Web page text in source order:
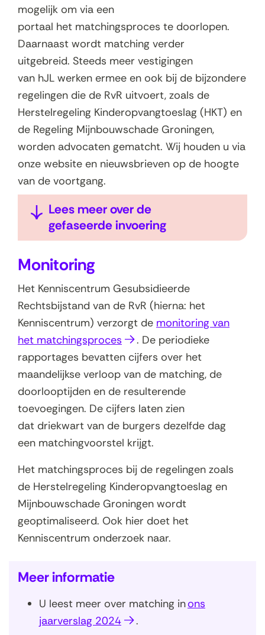
mogelijk om via een
portaal het matchingsproces te doorlopen.
Daarnaast wordt matching verder
uitgebreid. Steeds meer vestigingen
van hJL werken ermee en ook bij de bijzondere
regelingen die de RvR uitvoert, zoals de
Herstelregeling Kinderopvangtoeslag (HKT) en
de Regeling Mijnbouwschade Groningen,
worden advocaten gematcht. Wij houden u via
onze website en nieuwsbrieven op de hoogte
van de voortgang.
Lees meer over de
gefaseerde invoering
U
i
t
k
l
a
p
p
e
n
Monitoring
Het Kenniscentrum Gesubsidieerde
Rechtsbijstand van de RvR (hierna: het
Kenniscentrum) verzorgt de monitoring van
het matchingsproces (
o
p
e
n
t
i
n
i
e
u
w
. De periodieke
rapportages bevatten cijfers over het
maandelijkse verloop van de matching, de
doorlooptijden en de resulterende
toevoegingen. De cijfers laten zien
dat driekwart van de burgers dezelfde dag
een matchingvoorstel krijgt.
Het matchingsproces bij de regelingen zoals
de Herstelregeling Kinderopvangtoeslag en
Mijnbouwschade Groningen wordt
geoptimaliseerd. Ook hier doet het
Kenniscentrum onderzoek naar.
Meer informatie
U leest meer over matching inons
jaarverslag 2024(
.